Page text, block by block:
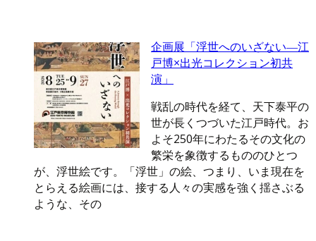
企画展「浮世へのいざない―江
戸博×出光コレクション初共
演」
戦乱の時代を経て、天下泰平の
世が長くつづいた江戸時代。お
よそ250年にわたるその文化の
繁栄を象徴するもののひとつ
が、浮世絵です。「浮世」の絵、つまり、いま現在を
とらえる絵画には、接する人々の実感を強く揺さぶる
ような、その